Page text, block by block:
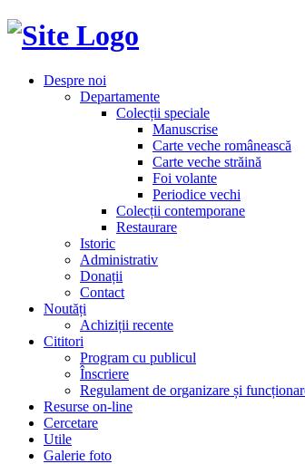
Despre noi
Departamente
Colecții speciale
Manuscrise
Carte veche românească
Carte veche străină
Foi volante
Periodice vechi
Colecții contemporane
Restaurare
Istoric
Administrativ
Donații
Contact
Noutăți
Achiziții recente
Cititori
Program cu publicul
Înscriere
Regulament de organizare și
Resurse on-line
Cercetare
Utile
Galerie foto